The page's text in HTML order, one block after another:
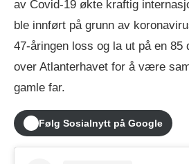
av Covid-19 økte kraftig
ble innført på grunn av
47-åringen loss og la ut på en 85
over Atlanterhavet for å være
gamle far.
Følg Sosialnytt på Google